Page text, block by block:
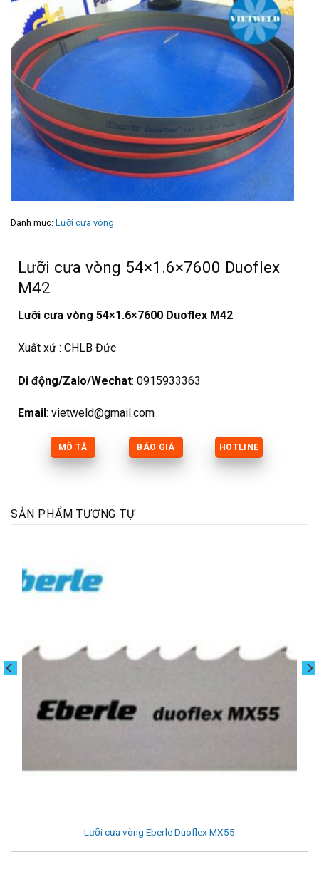
Danh mục: Lưỡi cưa vòng
Lưỡi cưa vòng 54×1.6×7600 Duoflex
M42
Lưỡi cưa vòng 54×1.6×7600 Duoflex M42
Xuất xứ : CHLB Đức
Di động/Zalo/Wechat: 0915933363
Email : vietweld@gmail.com
MÔ TẢ BÁO GIÁ HOTLINE
SẢN PHẨM TƯƠNG TỰ
Lưỡi cưa vòng Eberle Duoflex MX55